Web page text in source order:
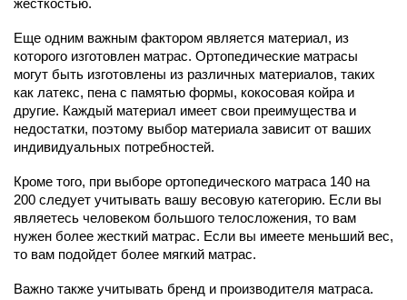
жесткостью.
Еще одним важным фактором является материал, из
которого изготовлен матрас. Ортопедические матрасы
могут быть изготовлены из различных материалов, таких
как латекс, пена с памятью формы, кокосовая койра и
другие. Каждый материал имеет свои преимущества и
недостатки, поэтому выбор материала зависит от ваших
индивидуальных потребностей.
Кроме того, при выборе ортопедического матраса 140 на
200 следует учитывать вашу весовую категорию. Если вы
являетесь человеком большого телосложения, то вам
нужен более жесткий матрас. Если вы имеете меньший вес,
то вам подойдет более мягкий матрас.
Важно также учитывать бренд и производителя матраса.